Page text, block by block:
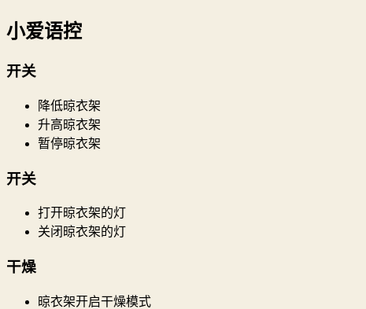
小爱语控
开关
降低晾衣架
升高晾衣架
暂停晾衣架
开关
打开晾衣架的灯
关闭晾衣架的灯
干燥
晾衣架开启干燥模式